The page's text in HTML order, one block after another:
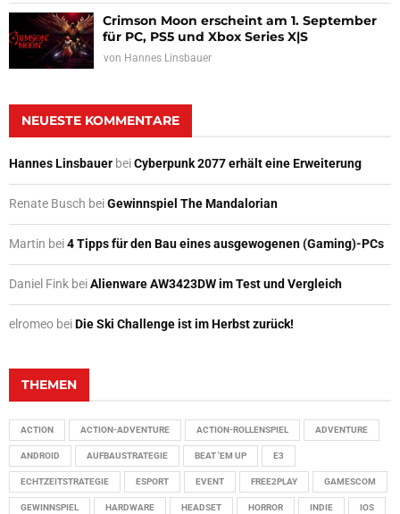
Crimson Moon erscheint am 1. September
für PC, PS5 und Xbox Series X|S
von Hannes Linsbauer
NEUESTE KOMMENTARE
Hannes Linsbauer beiCyberpunk 2077 erhält eine Erweiterung
Renate Busch beiGewinnspiel The Mandalorian
Martin bei4 Tipps für den Bau eines ausgewogenen (Gaming)-PCs
Daniel Fink beiAlienware AW3423DW im Test und Vergleich
elromeo beiDie Ski Challenge ist im Herbst zurück!
THEMEN
ACTION ACTION-ADVENTURE ACTION-ROLLENSPIEL ADVENTURE
ANDROID AUFBAUSTRATEGIE BEAT 'EM UP E3
ECHTZEITSTRATEGIE ESPORT EVENT FREE2PLAY GAMESCOM
GEWINNSPIEL HARDWARE HEADSET HORROR INDIE IOS